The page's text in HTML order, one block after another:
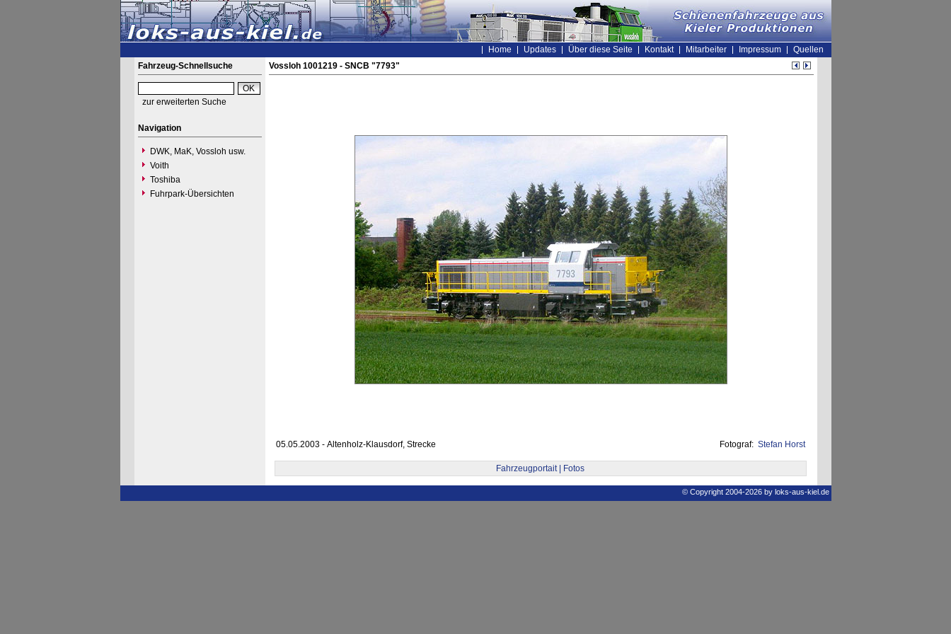
Home Updates Über diese Seite Kontakt Mitarbeiter Impressum
Quellen
Fahrzeug-Schnellsuche
zur erweiterten Suche
Navigation
DWK, MaK, Vossloh usw.
Voith
Toshiba
Fuhrpark-Übersichten
Vossloh 1001219 - SNCB "7793"
05.05.2003 - Altenholz-Klausdorf, Strecke Fotograf: Stefan Horst
Fahrzeugportait | Fotos
© Copyright 2004-2026 by loks-aus-kiel.de